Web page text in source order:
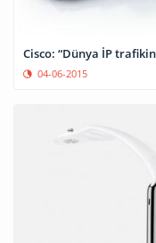
Cisco: “Dünya İP
04-06-2015